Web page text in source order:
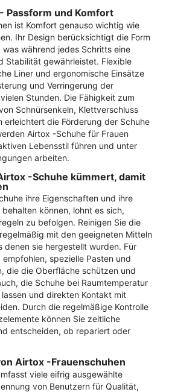
Passform und Komfort
ist Komfort genauso wichtig wie
Ihr Design berücksichtigt die Form
während jedes Schritts eine
Stabilität gewährleistet. Flexible
Liner und ergonomische Einsätze
und Verringerung der
Stunden. Die Fähigkeit zum
Schnürsenkeln, Klettverschluss
erleichtert die Förderung der Schuhe
Airtox -Schuhe für Frauen
Lebensstil führen und unter
arbeiten.
-Schuhe kümmert, damit
ihre Eigenschaften und ihre
können, lohnt es sich,
zu befolgen. Reinigen Sie die
mit den geeigneten Mitteln
denen sie hergestellt wurden. Für
spezielle Pasten und
die die Oberfläche schützen und
die Schuhe bei Raumtemperatur
und direkten Kontakt mit
Durch die regelmäßige Kontrolle
können Sie zeitliche
entscheiden, ob repariert oder
Airtox -Frauenschuhen
viele eifrig ausgewählte
von Benutzern für Qualität,